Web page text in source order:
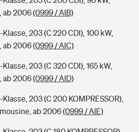
ab 2006(0999 / AIB)
203 (C 220 CDI), 100 kW,
ab 2006(0999 / AIC)
203 (C 320 CDI), 165 kW,
ab 2006(0999 / AID)
203 (C 200 KOMPRESSOR),
ab 2006(0999 / AIE)